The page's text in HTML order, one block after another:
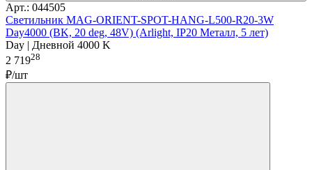
Арт.: 044505
Светильник MAG-ORIENT-SPOT-HANG-L500-R20-3W
Day4000 (BK, 20 deg, 48V) (Arlight, IP20 Металл, 5 лет)
Day | Дневной 4000 K
2 71928
₽/шт